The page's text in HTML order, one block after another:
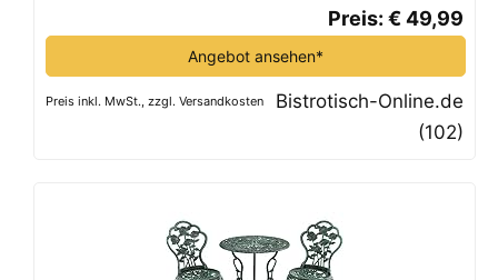
Preis: € 49,99
Angebot ansehen*
Preis inkl. MwSt., zzgl. Versandkosten
Bistrotisch-Online.de
(102)